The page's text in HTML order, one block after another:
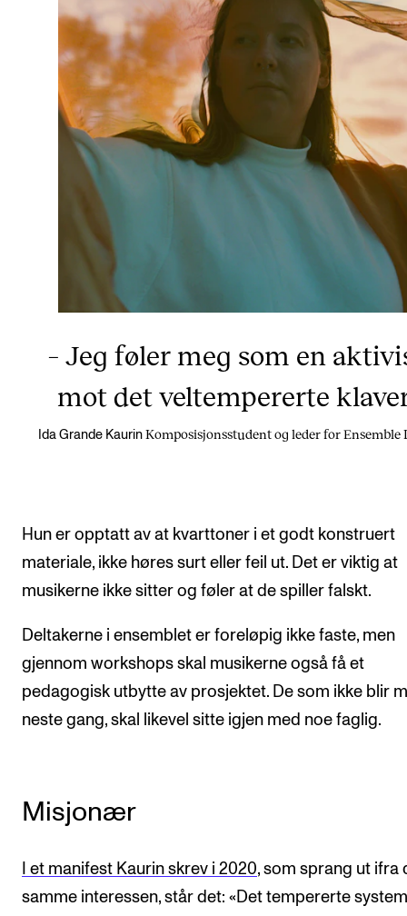
– Jeg føler meg som en
mot det veltempererte
Ida Grande Kaurin Komposisjonsstudent og leder for Ensemble
Hun er opptatt av at kvarttoner i et godt konstruert
materiale, ikke høres surt eller feil ut. Det er viktig at
musikerne ikke sitter og føler at de spiller falskt.
Deltakerne i ensemblet er foreløpig ikke faste, men
gjennom workshops skal musikerne også få et
pedagogisk utbytte av prosjektet. De som ikke blir
neste gang, skal likevel sitte igjen med noe faglig.
Misjonær
I et manifest Kaurin skrev i 2020, som sprang ut ifra
samme interessen, står det: «Det tempererte